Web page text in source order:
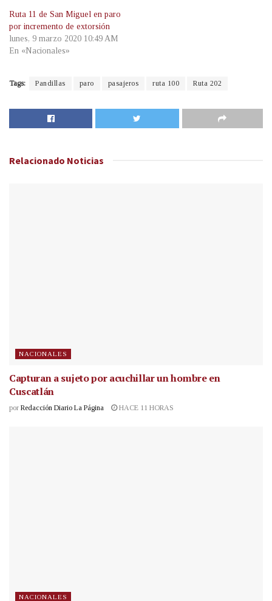
Ruta 11 de San Miguel en paro
por incremento de extorsión
lunes, 9 marzo 2020 10:49 AM
En «Nacionales»
Tags: Pandillas paro pasajeros ruta 100 Ruta 202
Relacionado Noticias
NACIONALES
Capturan a sujeto por acuchillar un hombre en
Cuscatlán
por Redacción Diario La Página HACE 11 HORAS
NACIONALES